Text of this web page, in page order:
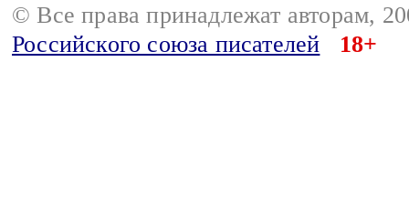
© Все права принадлежат авторам,
Российского союза писателей
18+